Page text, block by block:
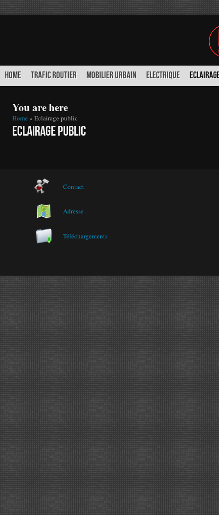
HOME TRAFIC ROUTIER MOBILIER URBAIN ELECTRIQUE
You are here
Home » Eclairage public
Eclairage public
Contact
Adresse
Téléchargements